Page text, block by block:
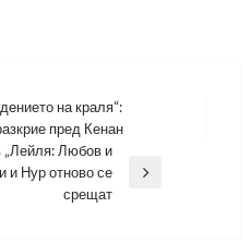
на краля“:
пред Кенан
„Лейля: Любов и
и Нур отново се
срещат